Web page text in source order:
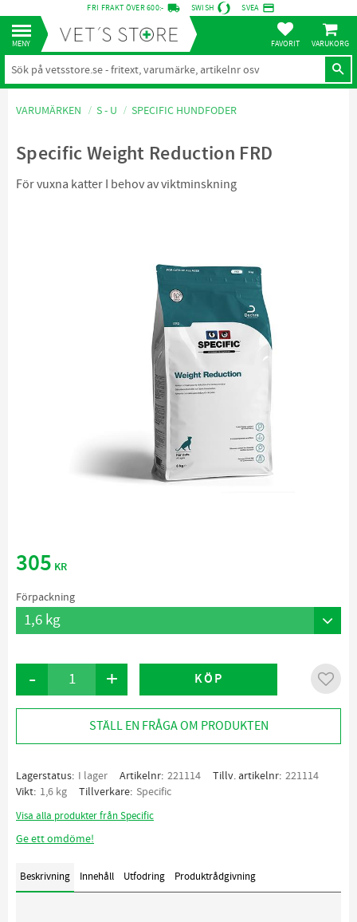
Meny
FRI FRAKT ÖVER 600:- local_shipping SWISH SVEA credit_card
FAVORITER
VARUMÄRKEN S - U SPECIFIC HUNDFODER
Specific Weight Reduction FRD
För vuxna katter I behov av viktminskning
305 KR
Förpackning
+
- KÖP Lägg
STÄLL EN FRÅGA OM PRODUKTEN
Lagerstatus I lager Artikelnr 221114 Tillv. artikelnr 221114
Vikt 1,6 kg Tillverkare Specific
Visa alla produkter från Specific
Ge ett omdöme!
Beskrivning Innehåll Utfodring Produktrådgivning